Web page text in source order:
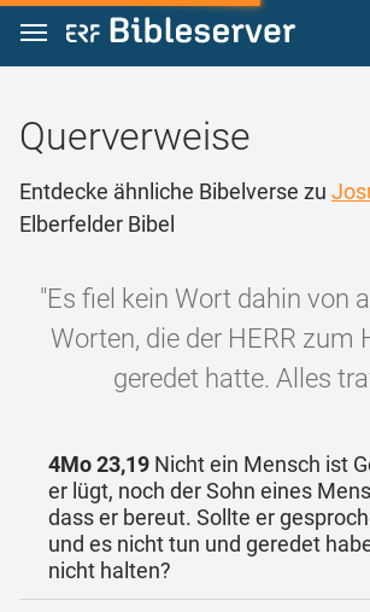
Zum Inhalt springen
Querverweise
Entdecke ähnliche Bibelverse zu
Elberfelder Bibel
"Es fiel kein Wort dahin von
Worten, die der HERR zum
geredet hatte. Alles
4Mo 23,19 Nicht ein Mensch ist
er lügt, noch der Sohn eines
dass er bereut. Sollte er
und es nicht tun und geredet
nicht halten?